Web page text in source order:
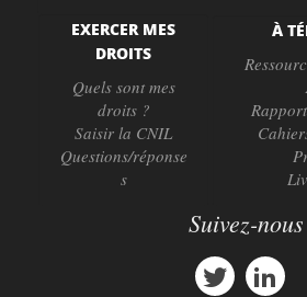
EXERCER MES
DROITS
Quels sont mes
droits ?
Saisir la CNIL
Questions/réponse
s
À
Suivez-nous